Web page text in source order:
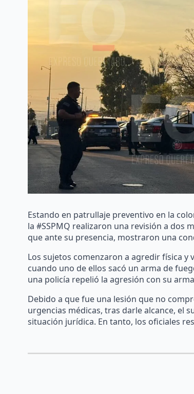
Estando en patrullaje preventivo en la
la #SSPMQ realizaron una revisión a dos
que ante su presencia, mostraron una
Los sujetos comenzaron a agredir física y
cuando uno de ellos sacó un arma de
una policía repelió la agresión con su
Debido a que fue una lesión que no
urgencias médicas, tras darle alcance, el
situación jurídica. En tanto, los oficiales